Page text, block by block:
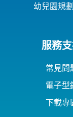
幼兒園規
服務
常見問
電子型
下載專